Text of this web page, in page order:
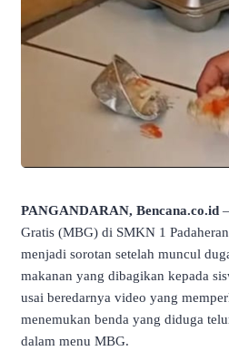
PANGANDARAN, Bencana.co.id
Gratis (MBG) di SMKN 1
menjadi sorotan setelah muncul
makanan yang dibagikan kepada
usai beredarnya video yang
menemukan benda yang diduga
dalam menu MBG.